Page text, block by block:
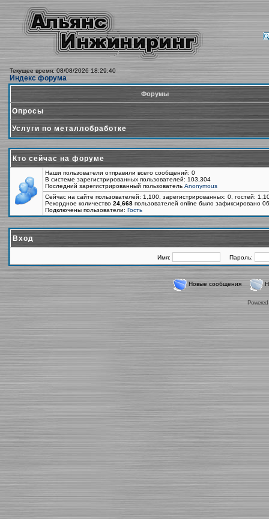
Текущее время: 08/08/2026 18:29:40
Индекс форума
Форумы
Опросы
Услуги по металлобработке
Кто сейчас на форуме
Наши пользователи отправили всего сообщений: 0
В системе зарегистрированных пользователей: 103,304
Последний зарегистрированный пользователь Anonymous
Сейчас на сайте пользователей: 1,100, зарегистрированных: 0, гостей:
Рекордное количество 24,668 пользователей online было зафиксировано
Подключены пользователи: Гость
Вход
Имя: Пароль:
Новые сообщения